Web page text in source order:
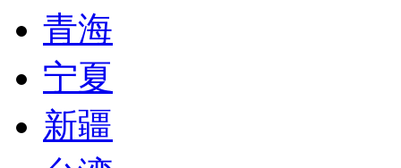
青海
宁夏
新疆